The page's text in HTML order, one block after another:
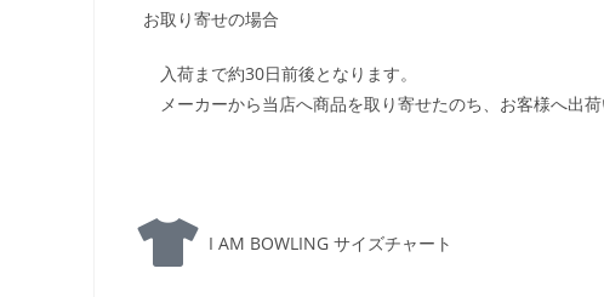
お取り寄せの場合
入荷まで約30日前後となります。
メーカーから当店へ商品を取り寄せたのち、お客様へ出荷
I AM BOWLING サイズチャート